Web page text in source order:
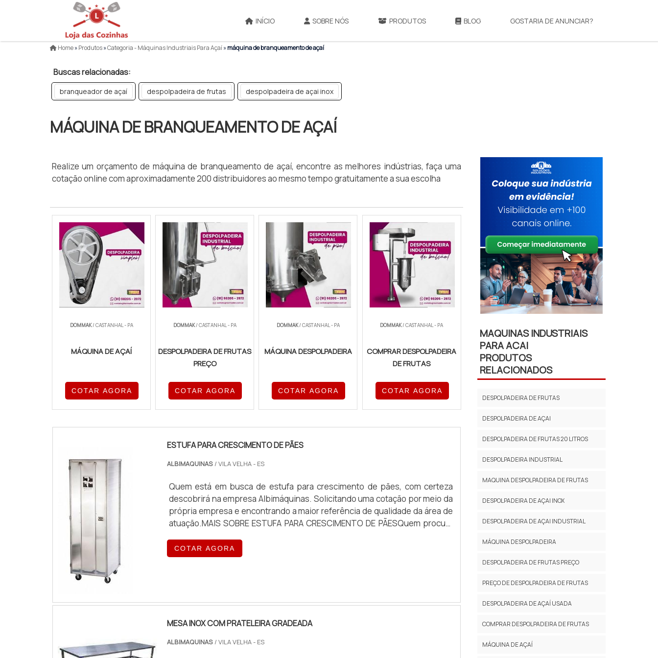
INÍCIO SOBRE NÓS PRODUTOS BLOG GOSTARIA DE ANUNCIAR?
Home»Produtos»Categoria - Máquinas Industriais Para Açaí»máquina de branqueamento de açaí
Buscas relacionadas:
branqueador de açaí despolpadeira de frutas despolpadeira de açai inox
MÁQUINA DE BRANQUEAMENTO DE AÇAÍ
Realize um orçamento de máquina de branqueamento de açaí, encontre as melhores indústrias, faça uma
cotação online com aproximadamente 200 distribuidores ao mesmo tempo gratuitamente a sua escolha
DOMMAK/ CASTANHAL - PA
MÁQUINA DE AÇAÍ
COTAR AGORA
DOMMAK/ CASTANHAL - PA
DESPOLPADEIRA DE FRUTAS
PREÇO
COTAR AGORA
DOMMAK/ CASTANHAL - PA
MÁQUINA DESPOLPADEIRA
COTAR AGORA
DOMMAK/ CASTANHAL - PA
COMPRAR DESPOLPADEIRA
DE FRUTAS
COTAR AGORA
ESTUFA PARA CRESCIMENTO DE PÃES
ALBIMAQUINAS / VILA VELHA - ES
Quem está em busca de estufa para crescimento de pães, com certeza
descobrirá na empresa Albimáquinas. Solicitando uma cotação por meio da
própria empresa e encontrando a maior referência de qualidade da área de
atuação.MAIS SOBRE ESTUFA PARA CRESCIMENTO DE PÃESQuem procura
encontra o site da Albimáquinas. Com grande expressão de mercado
quando o assunto é fatiador de pães ...
COTAR AGORA
MESA INOX COM PRATELEIRA GRADEADA
ALBIMAQUINAS / VILA VELHA - ES
MAQUINAS INDUSTRIAIS
PARA ACAI
PRODUTOS
RELACIONADOS
DESPOLPADEIRA DE FRUTAS
DESPOLPADEIRA DE AÇAI
DESPOLPADEIRA DE FRUTAS 20 LITROS
DESPOLPADEIRA INDUSTRIAL
MAQUINA DESPOLPADEIRA DE FRUTAS
DESPOLPADEIRA DE AÇAI INOX
DESPOLPADEIRA DE AÇAI INDUSTRIAL
MÁQUINA DESPOLPADEIRA
DESPOLPADEIRA DE FRUTAS PREÇO
PREÇO DE DESPOLPADEIRA DE FRUTAS
DESPOLPADEIRA DE AÇAÍ USADA
COMPRAR DESPOLPADEIRA DE FRUTAS
MÁQUINA DE AÇAÍ